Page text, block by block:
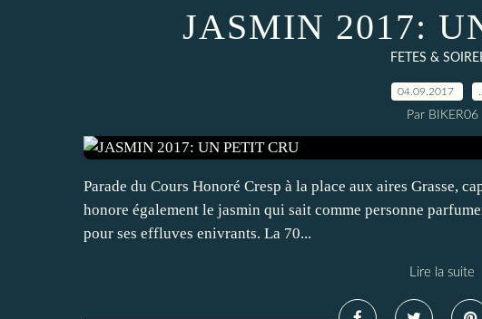
JASMIN 2017:
FETES &
04.09.2017
Par BIKER06
Parade du Cours Honoré Cresp à la place aux aires Grasse,
honore également le jasmin qui sait comme personne
pour ses effluves enivrants. La 70...
Lire la suite